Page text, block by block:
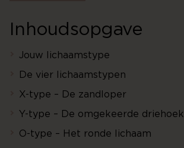
Inhoudsopgave
Jouw lichaamstype
De vier lichaamstypen
X-type – De zandloper
Y-type – De omgekeerde driehoek
O-type – Het ronde lichaam